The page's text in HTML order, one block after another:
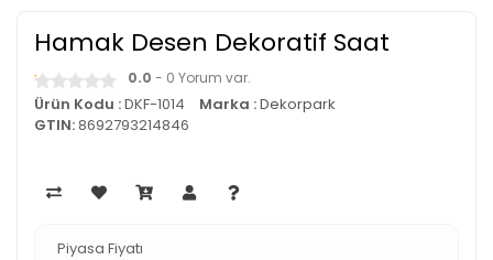
Hamak Desen Dekoratif Saat
0.0 - 0 Yorum var.
Ürün Kodu :DKF-1014 Marka :Dekorpark
GTIN:8692793214846
Piyasa Fiyatı